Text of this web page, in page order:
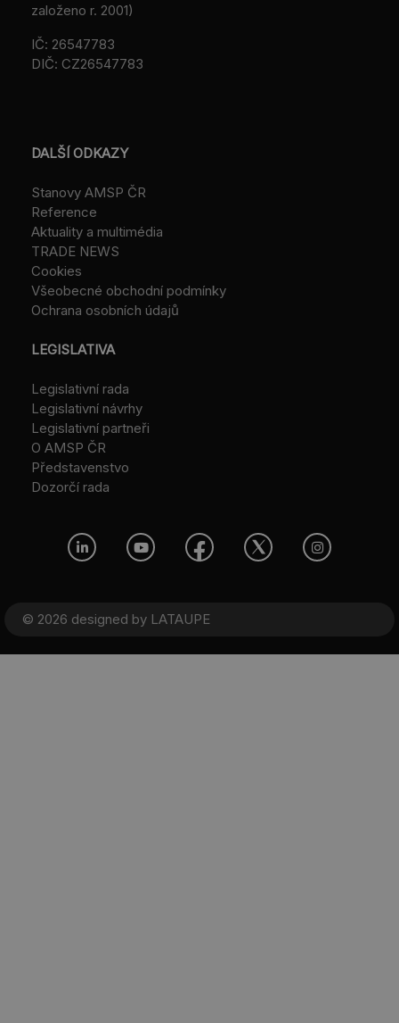
založeno r. 2001)
IČ: 26547783
DIČ: CZ26547783
DALŠÍ ODKAZY
Stanovy AMSP ČR
Reference
Aktuality a multimédia
TRADE NEWS
Cookies
Všeobecné obchodní podmínky
Ochrana osobních údajů
LEGISLATIVA
Legislativní rada
Legislativní návrhy
Legislativní partneři
O AMSP ČR
Představenstvo
Dozorčí rada
© 2026 designed by LATAUPE